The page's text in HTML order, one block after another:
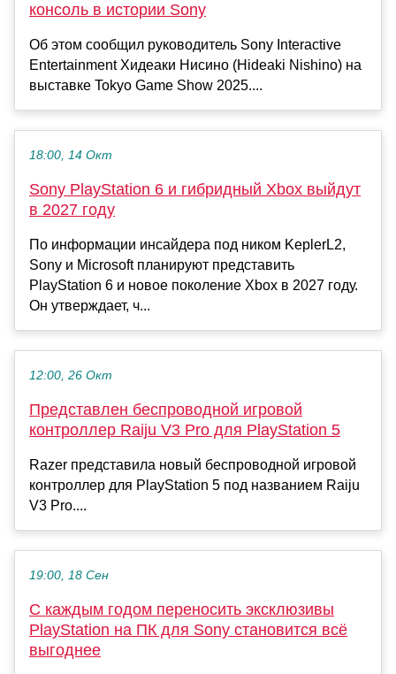
консоль в истории Sony
Об этом сообщил руководитель Sony Interactive
Entertainment Хидеаки Нисино (Hideaki Nishino) на
выставке Tokyo Game Show 2025....
18:00, 14 Окт
Sony PlayStation 6 и гибридный Xbox выйдут
в 2027 году
По информации инсайдера под ником KeplerL2,
Sony и Microsoft планируют представить
PlayStation 6 и новое поколение Xbox в 2027 году.
Он утверждает, ч...
12:00, 26 Окт
Представлен беспроводной игровой
контроллер Raiju V3 Pro для PlayStation 5
Razer представила новый беспроводной игровой
контроллер для PlayStation 5 под названием Raiju
V3 Pro....
19:00, 18 Сен
С каждым годом переносить эксклюзивы
PlayStation на ПК для Sony становится всё
выгоднее